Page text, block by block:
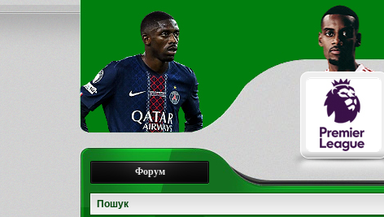
Форум